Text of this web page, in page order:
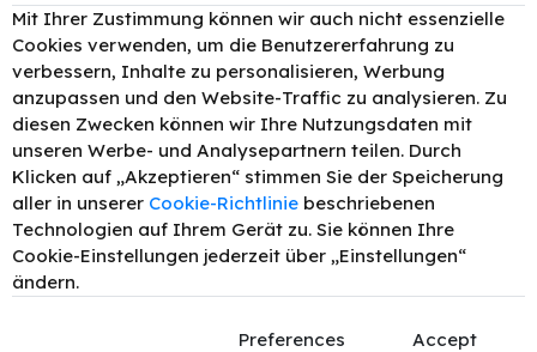
Original HP C2P20AE / 935 Tinte
Cyan bis zu 400 Seiten
Druckleistung:400 21,53 € – +
Original HP C2P21AE / 935 Tinte
Magenta bis zu 400 Seiten
Druckleistung:400 22,21 € – +
Mit Ihrer Zustimmung können wir auch nicht essenzielle
Cookies verwenden, um die Benutzererfahrung zu
verbessern, Inhalte zu personalisieren, Werbung
anzupassen und den Website-Traffic zu analysieren. Zu
diesen Zwecken können wir Ihre Nutzungsdaten mit
unseren Werbe- und Analysepartnern teilen. Durch
Klicken auf „Akzeptieren“ stimmen Sie der Speicherung
aller in unserer Cookie-Richtlinie beschriebenen
Technologien auf Ihrem Gerät zu. Sie können Ihre
Cookie-Einstellungen jederzeit über „Einstellungen“
ändern.
Preferences Accept